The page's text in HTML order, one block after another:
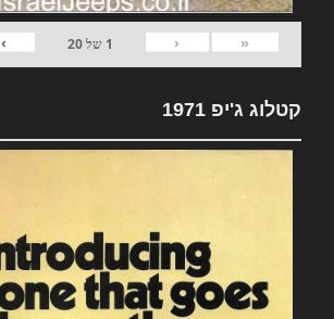
«
‹
1 של20
›
קטלוג ג'יפ 1971